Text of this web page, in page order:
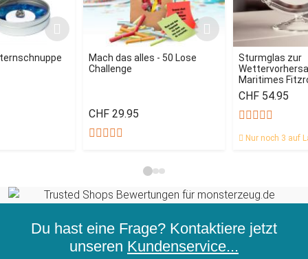
Mach das alles - 50 Lose
Challenge
CHF 29.95
Sturmglas zur
Maritimes
CHF 54.95
Nur noch 3 auf
Du hast eine Frage? Kontaktiere jetzt
unseren Kundenservice...